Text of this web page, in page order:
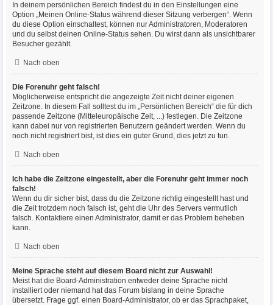
In deinem persönlichen Bereich findest du in den Einstellungen eine
Option „Meinen Online-Status während dieser Sitzung verbergen“. Wenn
du diese Option einschaltest, können nur Administratoren, Moderatoren
und du selbst deinen Online-Status sehen. Du wirst dann als unsichtbarer
Besucher gezählt.
Nach oben
Die Forenuhr geht falsch!
Möglicherweise entspricht die angezeigte Zeit nicht deiner eigenen
Zeitzone. In diesem Fall solltest du im „Persönlichen Bereich“ die für dich
passende Zeitzone (Mitteleuropäische Zeit, ...) festlegen. Die Zeitzone
kann dabei nur von registrierten Benutzern geändert werden. Wenn du
noch nicht registriert bist, ist dies ein guter Grund, dies jetzt zu tun.
Nach oben
Ich habe die Zeitzone eingestellt, aber die Forenuhr geht immer noch
falsch!
Wenn du dir sicher bist, dass du die Zeitzone richtig eingestellt hast und
die Zeit trotzdem noch falsch ist, geht die Uhr des Servers vermutlich
falsch. Kontaktiere einen Administrator, damit er das Problem beheben
kann.
Nach oben
Meine Sprache steht auf diesem Board nicht zur Auswahl!
Meist hat die Board-Administration entweder deine Sprache nicht
installiert oder niemand hat das Forum bislang in deine Sprache
übersetzt. Frage ggf. einen Board-Administrator, ob er das Sprachpaket,